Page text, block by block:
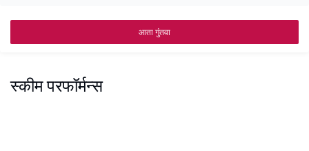
आता गुंतवा
स्कीम परफॉर्मन्स